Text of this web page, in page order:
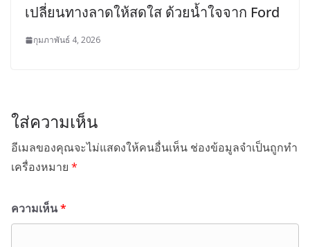
เปลี่ยนทางลาดให้สดใส ด้วยน้ำใจจาก Ford
กุมภาพันธ์ 4, 2026
ใส่ความเห็น
อีเมลของคุณจะไม่แสดงให้คนอื่นเห็น ช่องข้อมูลจำเป็นถูกทำ
เครื่องหมาย *
ความเห็น*